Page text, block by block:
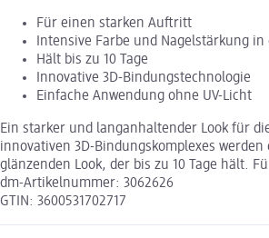
Für einen starken Auftritt
Intensive Farbe und Nagelstärkung in
Hält bis zu 10 Tage
Innovative 3D-Bindungstechnologie
Einfache Anwendung ohne UV-Licht
Ein starker und langanhaltender Look für
innovativen 3D-Bindungskomplexes
glänzenden Look, der bis zu 10 Tage hält.
dm-Artikelnummer: 3062626
GTIN: 3600531702717